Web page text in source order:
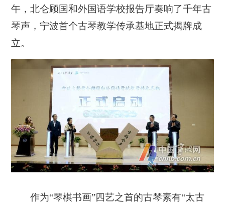
午，北仑顾国和外国语学校报告厅奏响了千年古
琴声，宁波首个古琴教学传承基地正式揭牌成
立。
作为“琴棋书画”四艺之首的古琴素有“太古